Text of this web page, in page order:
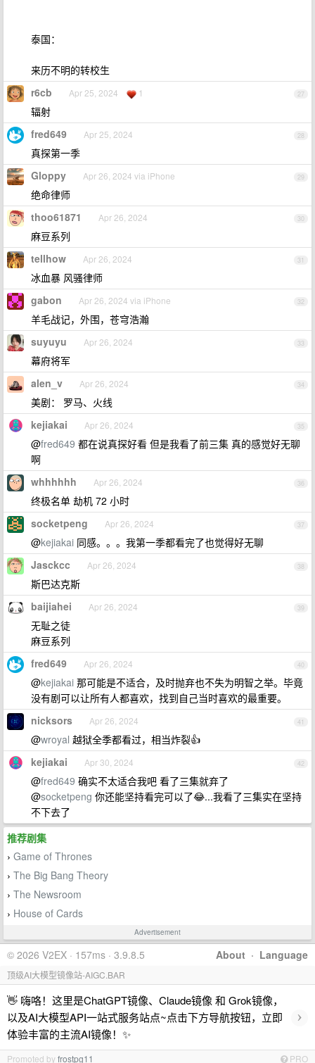
泰国：
来历不明的转校生
27
r6cb Apr 25, 2024 1
辐射
28
fred649 Apr 25, 2024
真探第一季
29
Gloppy Apr 26, 2024 via iPhone
绝命律师
30
thoo61871 Apr 26, 2024
麻豆系列
31
tellhow Apr 26, 2024
冰血暴 风骚律师
32
gabon Apr 26, 2024 via iPhone
羊毛战记，外围，苍穹浩瀚
33
suyuyu Apr 26, 2024
幕府将军
34
alen_v Apr 26, 2024
美剧： 罗马、火线
35
kejiakai Apr 26, 2024
@fred649 都在说真探好看 但是我看了前三集 真的感觉好无聊
啊
36
whhhhhh Apr 26, 2024
终极名单 劫机 72 小时
37
socketpeng Apr 26, 2024
@kejiakai 同感。。。我第一季都看完了也觉得好无聊
38
Jasckcc Apr 26, 2024
斯巴达克斯
39
baijiahei Apr 26, 2024
无耻之徒
麻豆系列
40
fred649 Apr 26, 2024
@kejiakai 那可能是不适合，及时抛弃也不失为明智之举。毕竟
没有剧可以让所有人都喜欢，找到自己当时喜欢的最重要。
41
nicksors Apr 26, 2024
@wroyal 越狱全季都看过，相当炸裂👍
42
kejiakai Apr 30, 2024
@fred649 确实不太适合我吧 看了三集就弃了
@socketpeng 你还能坚持看完可以了😂...我看了三集实在坚持
不下去了
推荐剧集
› Game of Thrones
› The Big Bang Theory
› The Newsroom
› House of Cards
Advertisement
About · Language
© 2026 V2EX · 157ms · 3.9.8.5
顶级AI大模型镜像站-AIGC.BAR
👋 嗨咯！这里是ChatGPT镜像、Claude镜像 和 Grok镜像，
以及AI大模型API一站式服务站点~点击下方导航按钮，立即
体验丰富的主流AI镜像！✨
›
Promoted byfrostpg11 PRO